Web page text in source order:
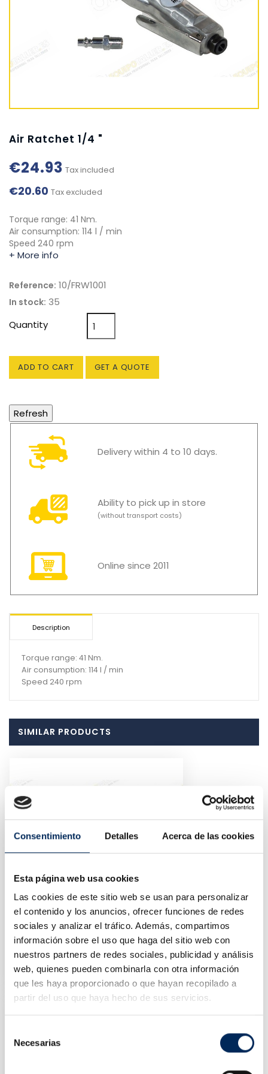
Consentimiento Detalles Acerca de las cookies
Esta página web usa cookies
Las cookies de este sitio web se usan para personalizar
el contenido y los anuncios, ofrecer funciones de redes
sociales y analizar el tráfico. Además, compartimos
información sobre el uso que haga del sitio web con
nuestros partners de redes sociales, publicidad y análisis
web, quienes pueden combinarla con otra información
que les haya proporcionado o que hayan recopilado a
partir del uso que haya hecho de sus servicios.
Necesarias
Air Ratchet 1/4 "
€24.93 Tax included
€20.60 Tax excluded
Torque range: 41 Nm.
Air consumption: 114 l / min
Speed 240 rpm
+ More info
Reference: 10/FRW1001
In stock: 35
Quantity
ADD TO CART GET A QUOTE
Delivery within 4 to 10 days.
Ability to pick up in store
(without transport costs)
Online since 2011
Description
Torque range: 41 Nm.
Air consumption: 114 l / min
Speed 240 rpm
SIMILAR PRODUCTS
Heavy Duty Air Body
10/FWJ-T006
€26.48Price